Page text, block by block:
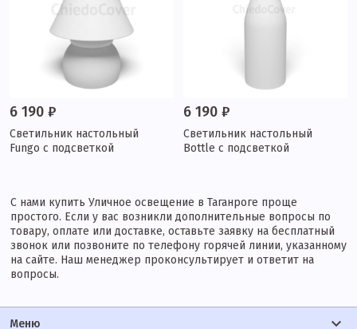
6 190 ₽
Светильник настольный
Fungo с подсветкой
6 190 ₽
Светильник настольный
Bottle с подсветкой
С нами купить Уличное освещение в Таганроге проще
простого. Если у вас возникли дополнительные вопросы по
товару, оплате или доставке, оставьте заявку на бесплатный
звонок или позвоните по телефону горячей линии, указанному
на сайте. Наш менеджер проконсультирует и ответит на
вопросы.
Меню